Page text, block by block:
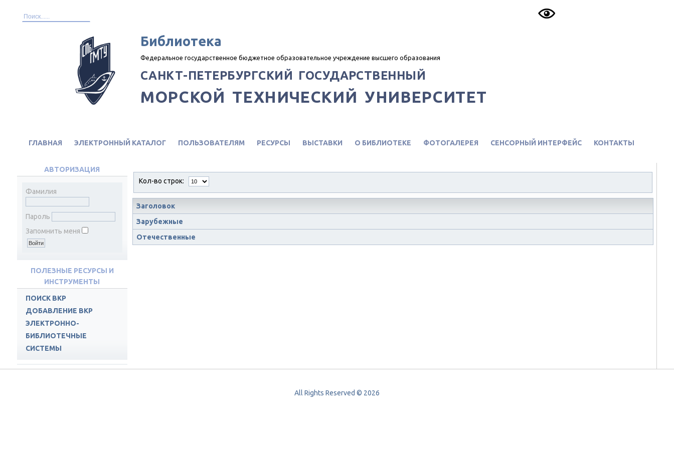
Библиотека
Федеральное государственное бюджетное образовательное учреждение высшего образования
САНКТ-ПЕТЕРБУРГСКИЙ ГОСУДАРСТВЕННЫЙ
МОРСКОЙ ТЕХНИЧЕСКИЙ УНИВЕРСИТЕТ
ГЛАВНАЯ ЭЛЕКТРОННЫЙ КАТАЛОГ ПОЛЬЗОВАТЕЛЯМ РЕСУРСЫ ВЫСТАВКИ О БИБЛИОТЕКЕ ФОТОГАЛЕРЕЯ СЕНСОРНЫЙ ИНТЕРФЕЙС КОНТАКТЫ
АВТОРИЗАЦИЯ
Фамилия
Пароль
Запомнить меня
ПОЛЕЗНЫЕ РЕСУРСЫ И
ИНСТРУМЕНТЫ
ПОИСК ВКР
ДОБАВЛЕНИЕ ВКР
ЭЛЕКТРОННО-
БИБЛИОТЕЧНЫЕ
СИСТЕМЫ
Кол-во строк:
Заголовок
Зарубежные
Отечественные
All Rights Reserved © 2026